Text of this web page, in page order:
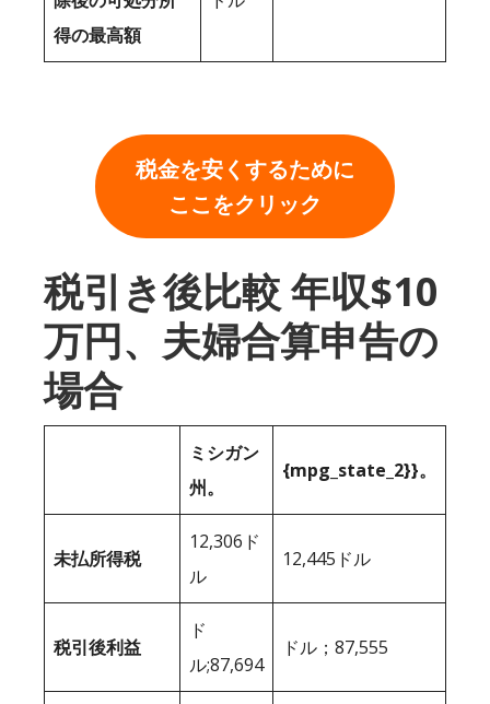
得の最高額
税金を安くするために
ここをクリック
税引き後比較 年収$10
万円、夫婦合算申告の
場合
ミシガン
州。
{mpg_state_2}}。
未払所得税
12,306ド
ル
12,445ドル
税引後利益
ド
ル;87,694
ドル；87,555